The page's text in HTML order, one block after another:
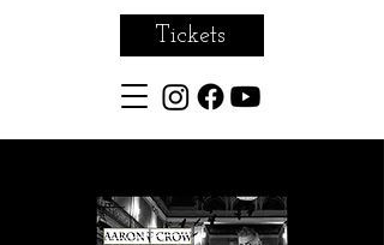
Tickets